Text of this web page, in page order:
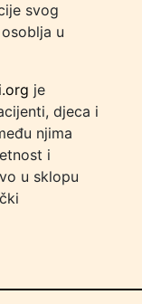
svog
u
je
djeca i
njima
i
u sklopu